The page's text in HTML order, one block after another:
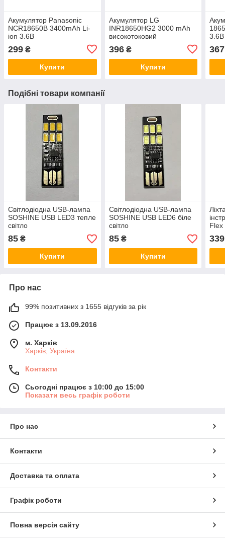
Акумулятор Panasonic
NCR18650B 3400mAh Li-
ion 3.6В
299 ₴
Купити
Акумулятор LG
INR18650HG2 3000 mAh
високотоковий
396₴
Купити
3.6В
367
Подібні товари компанії
Світлодіодна USB-лампа
SOSHINE USB LED3 тепле
світло
85 ₴
Купити
Світлодіодна USB-лампа
SOSHINE USB LED6 біле
світло
85₴
Купити
Flex
339
Про нас
99% позитивних з 1655 відгуків за рік
Працює з 13.09.2016
м. Харків
Харків, Україна
Контакти
Сьогодні працює з 10:00 до 15:00
Показати весь графік роботи
Про нас
Контакти
Доставка та оплата
Графік роботи
Повна версія сайту